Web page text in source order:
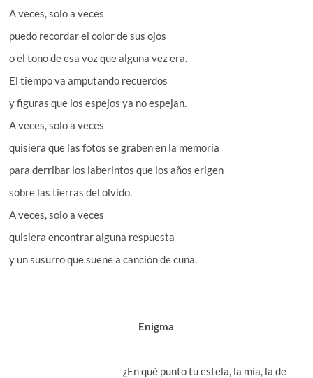
A veces, solo a veces
puedo recordar el color de sus ojos
o el tono de esa voz que alguna vez era.
El tiempo va amputando recuerdos
y figuras que los espejos ya no espejan.
A veces, solo a veces
quisiera que las fotos se graben en la memoria
para derribar los laberintos que los años erigen
sobre las tierras del olvido.
A veces, solo a veces
quisiera encontrar alguna respuesta
y un susurro que suene a canción de cuna.
Enigma
¿En qué punto tu estela, la mía, la de